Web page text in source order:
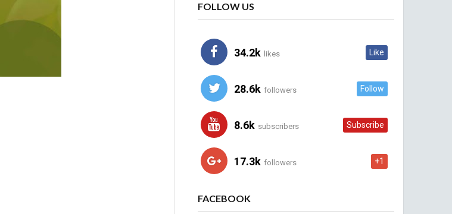
FOLLOW US
34.2k likes Like
28.6k followers Follow
8.6k subscribers Subscribe
17.3k followers +1
FACEBOOK